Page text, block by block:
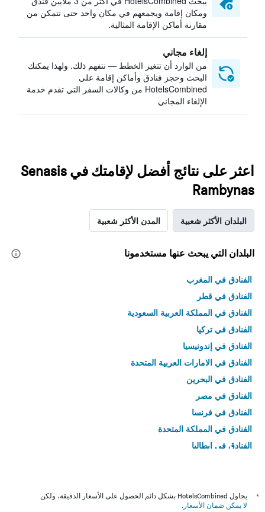
ومكان إقامة ويجمعهم في مكان واحد حتى تتمكن من
مقارنة أماكن الإقامة المثالية.
إلغاء مجاني
من الوارد أن تتغير الخطط — نتفهم ذلك. ولهذا يمكنك
البحث وحجز فنادق وأماكن إقامة على
HotelsCombined من وكالات السفر التي تقدم خدمة
الإلغاء المجاني
اعثر على نتائج أفضل لإقامتك في Senasis
Rambynas
البلدان الأكثر شعبية المدن الأكثر شعبية
البلدان التي يبحث عنها مستخدمونا
الفنادق في المغرب
الفنادق في قطر
الفنادق في المملكة العربية السعودية
الفنادق في تركيا
الفنادق في إندونيسيا
الفنادق في الامارات العربية المتحدة
الفنادق في البحرين
الفنادق في مصر
الفنادق في فرنسا
الفنادق في المملكة المتحدة
الفنادق في إيطاليا
*
يحاول HotelsCombined بشكل دائم الحصول على الأسعار الدقيقة، ولكن
لا يمكن ضمان الأسعار .